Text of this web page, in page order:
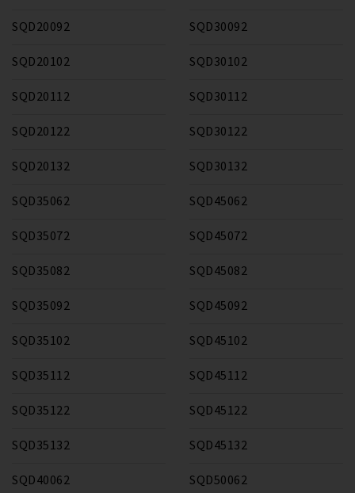
SQD20092
SQD20102
SQD20112
SQD20122
SQD20132
SQD30092
SQD30102
SQD30112
SQD30122
SQD30132
SQD35062
SQD35072
SQD35082
SQD35092
SQD35102
SQD35112
SQD35122
SQD35132
SQD40062
SQD45062
SQD45072
SQD45082
SQD45092
SQD45102
SQD45112
SQD45122
SQD45132
SQD50062